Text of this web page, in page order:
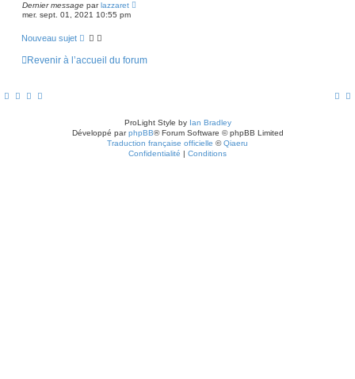
Dernier message parlazzaret
mer. sept. 01, 2021 10:55 pm
Nouveau sujet
Revenir à l’accueil du forum
ProLight Style by Ian Bradley
Développé parphpBB® Forum Software © phpBB Limited
Traduction française officielle ©Qiaeru
Confidentialité | Conditions